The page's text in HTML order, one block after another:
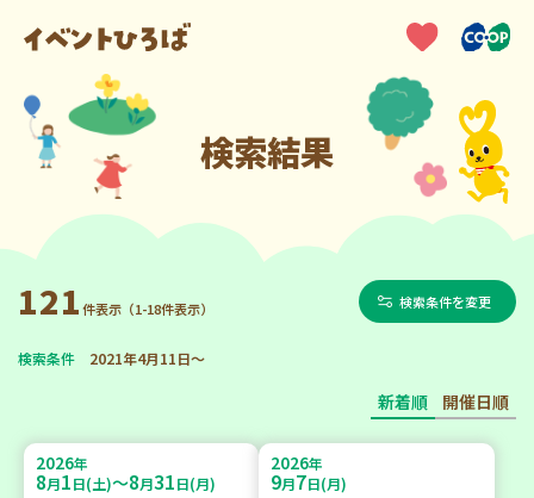
検索結果
121件表示（1-18件表示） 検索条件を変更
検索条件 2021年4月11日～
新着順 開催日順
2026年
8月1日(土)～8月31日(月)
2026年
9月7日(月)